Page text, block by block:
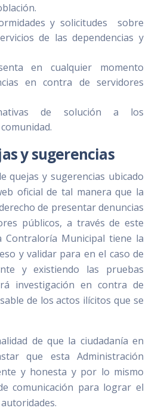
y solicitudes sobre
de las dependencias y
en cualquier momento
en contra de servidores
de solución a los
y sugerencias
quejas y sugerencias ubicado
oficial de tal manera que la
de presentar denuncias
públicos, a través de este
Contraloría Municipal tiene la
y validar para en el caso de
y existiendo las pruebas
investigación en contra de
de los actos ilícitos que se
de que la ciudadanía en
que esta Administración
y honesta y por lo mismo
comunicación para lograr el